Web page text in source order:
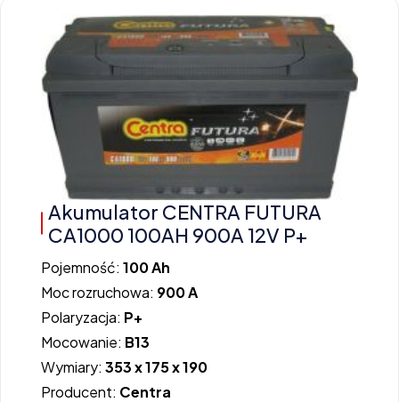
Akumulator CENTRA FUTURA
CA1000 100AH 900A 12V P+
Pojemność: 100 Ah
Moc rozruchowa: 900 A
Polaryzacja: P+
Mocowanie: B13
Wymiary: 353 x 175 x 190
Producent: Centra